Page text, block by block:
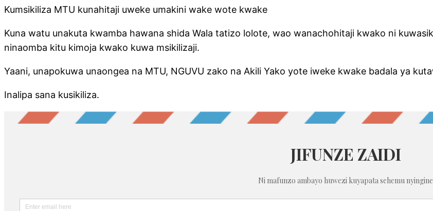
Kumsikiliza MTU kunahitaji uweke umakini wake wote kwake
Kuna watu unakuta kwamba hawana shida Wala tatizo lolote, wao wanachohitaji kwako ni
ninaomba kitu kimoja kwako kuwa msikilizaji.
Yaani, unapokuwa unaongea na MTU, NGUVU zako na Akili Yako yote iweke kwake badala ya
Inalipa sana kusikiliza.